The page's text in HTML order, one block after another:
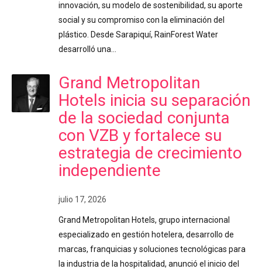
innovación, su modelo de sostenibilidad, su aporte
social y su compromiso con la eliminación del
plástico. Desde Sarapiquí, RainForest Water
desarrolló una…
Grand Metropolitan
Hotels inicia su separación
de la sociedad conjunta
con VZB y fortalece su
estrategia de crecimiento
independiente
julio 17, 2026
Grand Metropolitan Hotels, grupo internacional
especializado en gestión hotelera, desarrollo de
marcas, franquicias y soluciones tecnológicas para
la industria de la hospitalidad, anunció el inicio del